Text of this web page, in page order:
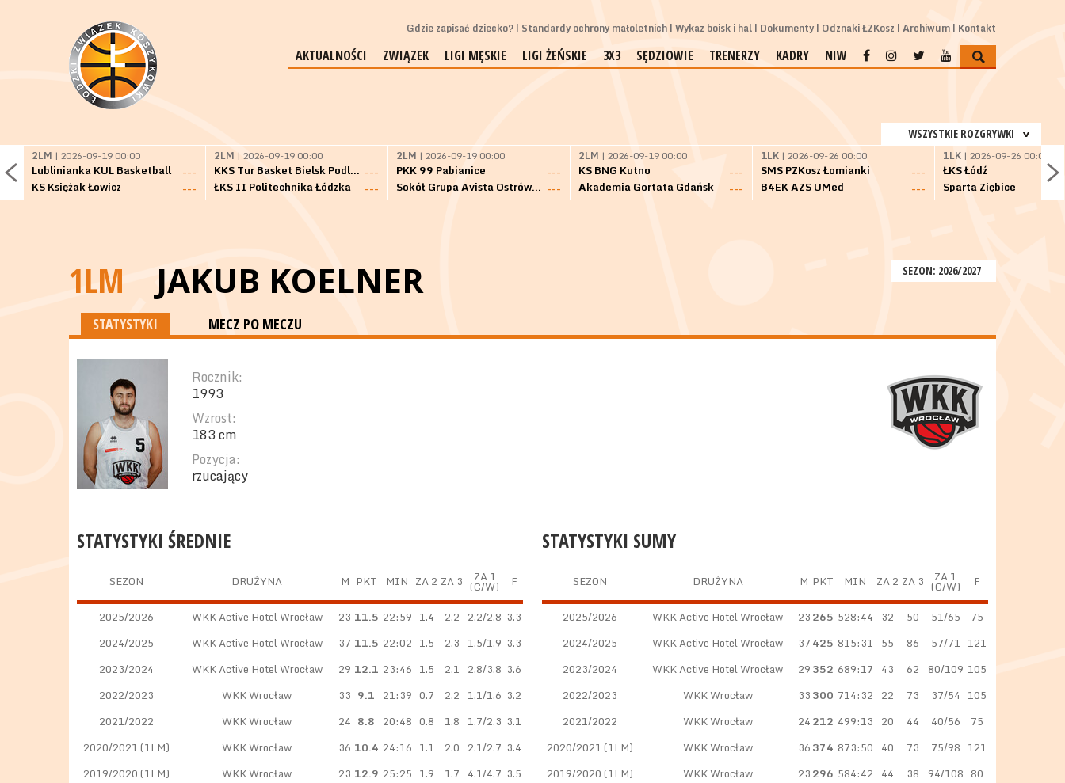
Gdzie zapisać dziecko? Standardy ochrony małoletnich Wykaz boisk i hal Dokumenty Odznaki ŁZKosz Archiwum Kontakt
AKTUALNOŚCI ZWIĄZEK LIGI MĘSKIE LIGI ŻEŃSKIE 3X3 SĘDZIOWIE TRENERZY KADRY NIW
WSZYSTKIE ROZGRYWKI
2LM | 2026-09-19 00:00
Lublinianka KUL Basketball
---
KS Księżak Łowicz
---
2LM | 2026-09-19 00:00
KKS Tur Basket Bielsk Podlaski ---
ŁKS II Politechnika Łódzka
---
2LM | 2026-09-19 00:00
PKK 99 Pabianice
---
Sokół Grupa Avista Ostrów Maz. ---
2LM | 2026-09-19 00:00
KS BNG Kutno
---
Akademia Gortata Gdańsk
---
1LK | 2026-09-26 00:00
SMS PZKosz Łomianki
---
B4EK AZS UMed
---
1LK | 2026-09-26 00:00
ŁKS Łódź
Sparta Ziębice
SEZON: 2026/2027
1LM JAKUB KOELNER
STATYSTYKI MECZ PO MECZU
Rocznik:
1993
Wzrost:
183 cm
Pozycja:
rzucający
STATYSTYKI SUMY
SEZON DRUŻYNA M PKT MIN ZA 2 ZA 3 ZA 1
(C/W) F
2025/2026 WKK Active Hotel Wrocław 23265 528:44 32 50 51/65
75
2024/2025
WKK Active Hotel Wrocław 37425 815:31 55 86 57/71 121
2023/2024
WKK Active Hotel Wrocław 29352 689:17 43 62 80/109 105
2022/2023
WKK Wrocław 33300 714:32 22 73 37/54 105
2021/2022
WKK Wrocław 24212 499:13 20 44 40/56
75
2020/2021 (1LM)
WKK Wrocław 36374 873:50 40 73 75/98 121
2019/2020 (1LM)
WKK Wrocław 23296 584:42 44 38 94/108 80
STATYSTYKI ŚREDNIE
SEZON DRUŻYNA M PKT MIN ZA 2 ZA 3 ZA 1
(C/W) F
2025/2026 WKK Active Hotel Wrocław 23 11.5 22:59 1.4 2.2 2.2/2.8 3.3
2024/2025
WKK Active Hotel Wrocław 37 11.5 22:02 1.5 2.3 1.5/1.9 3.3
2023/2024
WKK Active Hotel Wrocław 29 12.1 23:46 1.5 2.1 2.8/3.8 3.6
2022/2023
WKK Wrocław 33 9.1 21:39 0.7 2.2 1.1/1.6 3.2
2021/2022
WKK Wrocław 24 8.8 20:48 0.8 1.8 1.7/2.3 3.1
2020/2021 (1LM)
WKK Wrocław 36 10.4 24:16 1.1 2.0 2.1/2.7 3.4
2019/2020 (1LM)
WKK Wrocław 23 12.9 25:25 1.9 1.7 4.1/4.7 3.5